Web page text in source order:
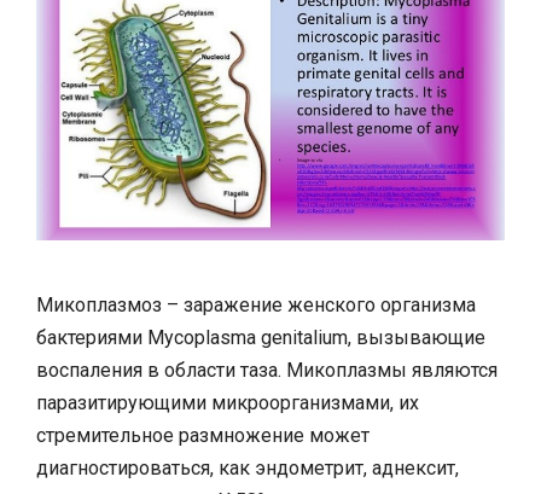
Микоплазмоз – заражение женского организма
бактериями Mycoplasma genitalium, вызывающие
воспаления в области таза. Микоплазмы являются
паразитирующими микроорганизмами, их
стремительное размножение может
диагностироваться, как эндометрит, аднексит,